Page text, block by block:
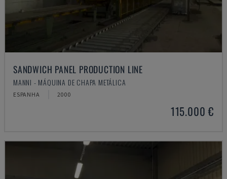
SANDWICH PANEL PRODUCTION LINE
MANNI - MÁQUINA DE CHAPA METÁLICA
ESPANHA 2000
115.000 €